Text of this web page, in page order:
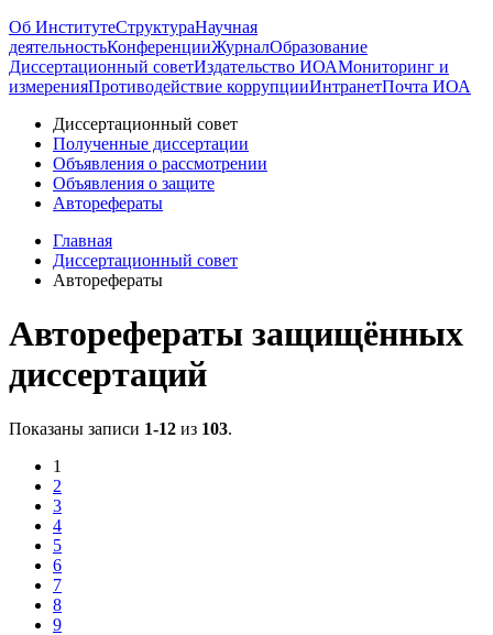
Об ИнститутеСтруктураНаучная
деятельностьКонференцииЖурналОбразование
Диссертационный советИздательство ИОАМониторинг и
измеренияПротиводействие коррупцииИнтранетПочта ИОА
Диссертационный совет
Полученные диссертации
Объявления о рассмотрении
Объявления о защите
Авторефераты
Главная
Диссертационный совет
Авторефераты
Авторефераты защищённых
диссертаций
Показаны записи 1-12 из 103.
1
2
3
4
5
6
7
8
9